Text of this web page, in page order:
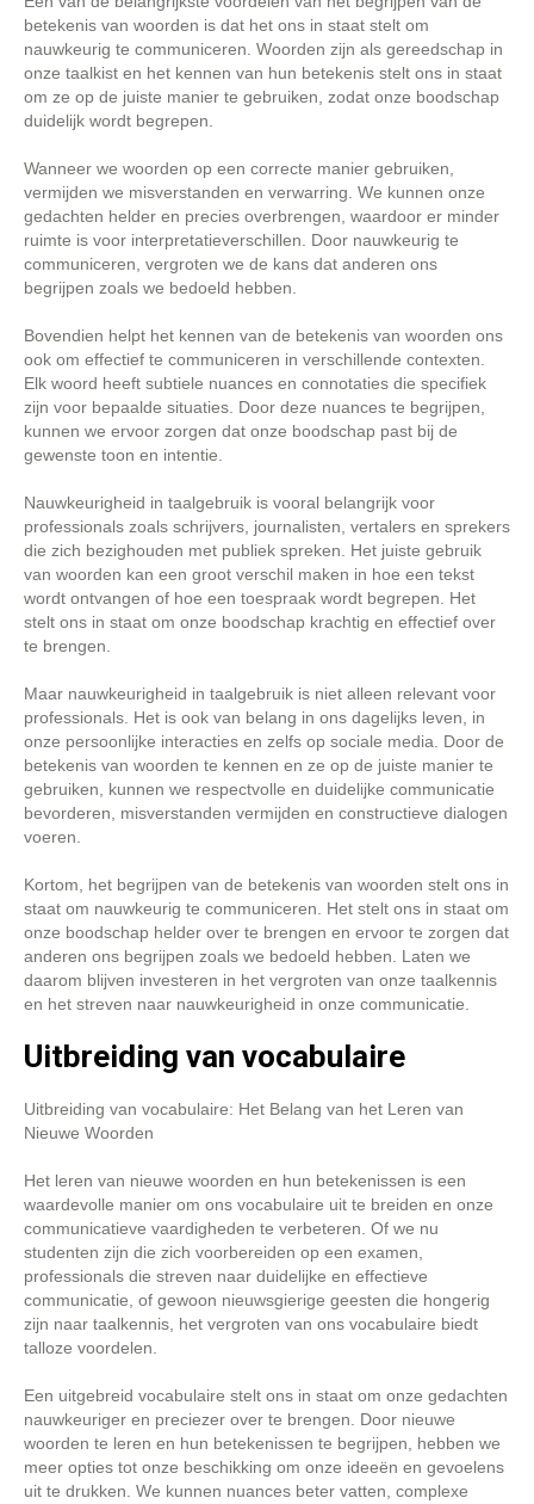
betekenis van woorden is dat het ons in staat stelt om
nauwkeurig te communiceren. Woorden zijn als gereedschap in
onze taalkist en het kennen van hun betekenis stelt ons in staat
om ze op de juiste manier te gebruiken, zodat onze boodschap
duidelijk wordt begrepen.
Wanneer we woorden op een correcte manier gebruiken,
vermijden we misverstanden en verwarring. We kunnen onze
gedachten helder en precies overbrengen, waardoor er minder
ruimte is voor interpretatieverschillen. Door nauwkeurig te
communiceren, vergroten we de kans dat anderen ons
begrijpen zoals we bedoeld hebben.
Bovendien helpt het kennen van de betekenis van woorden ons
ook om effectief te communiceren in verschillende contexten.
Elk woord heeft subtiele nuances en connotaties die specifiek
zijn voor bepaalde situaties. Door deze nuances te begrijpen,
kunnen we ervoor zorgen dat onze boodschap past bij de
gewenste toon en intentie.
Nauwkeurigheid in taalgebruik is vooral belangrijk voor
professionals zoals schrijvers, journalisten, vertalers en sprekers
die zich bezighouden met publiek spreken. Het juiste gebruik
van woorden kan een groot verschil maken in hoe een tekst
wordt ontvangen of hoe een toespraak wordt begrepen. Het
stelt ons in staat om onze boodschap krachtig en effectief over
te brengen.
Maar nauwkeurigheid in taalgebruik is niet alleen relevant voor
professionals. Het is ook van belang in ons dagelijks leven, in
onze persoonlijke interacties en zelfs op sociale media. Door de
betekenis van woorden te kennen en ze op de juiste manier te
gebruiken, kunnen we respectvolle en duidelijke communicatie
bevorderen, misverstanden vermijden en constructieve dialogen
voeren.
Kortom, het begrijpen van de betekenis van woorden stelt ons in
staat om nauwkeurig te communiceren. Het stelt ons in staat om
onze boodschap helder over te brengen en ervoor te zorgen dat
anderen ons begrijpen zoals we bedoeld hebben. Laten we
daarom blijven investeren in het vergroten van onze taalkennis
en het streven naar nauwkeurigheid in onze communicatie.
Uitbreiding van vocabulaire
Uitbreiding van vocabulaire: Het Belang van het Leren van
Nieuwe Woorden
Het leren van nieuwe woorden en hun betekenissen is een
waardevolle manier om ons vocabulaire uit te breiden en onze
communicatieve vaardigheden te verbeteren. Of we nu
studenten zijn die zich voorbereiden op een examen,
professionals die streven naar duidelijke en effectieve
communicatie, of gewoon nieuwsgierige geesten die hongerig
zijn naar taalkennis, het vergroten van ons vocabulaire biedt
talloze voordelen.
Een uitgebreid vocabulaire stelt ons in staat om onze gedachten
nauwkeuriger en preciezer over te brengen. Door nieuwe
woorden te leren en hun betekenissen te begrijpen, hebben we
meer opties tot onze beschikking om onze ideeën en gevoelens
uit te drukken. We kunnen nuances beter vatten, complexe